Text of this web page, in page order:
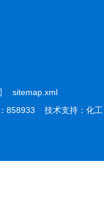
sitemap.xml
858933 技术支持： 化工